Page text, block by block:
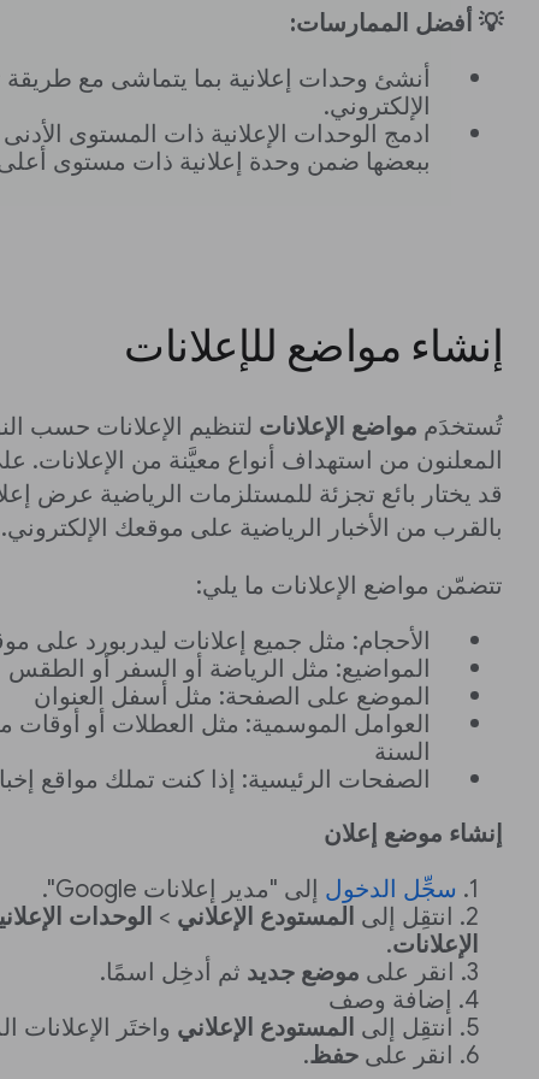
💡 أفضل الممارسات:
أنشئ وحدات إعلانية بما يتماشى مع
الإلكتروني.
ادمج الوحدات الإعلانية ذات المستوى
ببعضها ضمن وحدة إعلانية ذات مستوى
إنشاء مواضع للإعلانات
تُستخدَم مواضع الإعلانات لتنظيم الإعلانات حسب
المعلنون من استهداف أنواع معيَّنة من الإعلانات.
قد يختار بائع تجزئة للمستلزمات الرياضية عرض
بالقرب من الأخبار الرياضية على موقعك الإلكتروني.
تتضمّن مواضع الإعلانات ما يلي:
الأحجام: مثل جميع إعلانات ليدربورد على
المواضيع: مثل الرياضة أو السفر أو الطقس
الموضع على الصفحة: مثل أسفل العنوان
العوامل الموسمية: مثل العطلات أو أوقات
السنة
الصفحات الرئيسية: إذا كنت تملك مواقع
إنشاء موضع إعلان
سجِّل الدخول إلى "مدير إعلانات Google".
انتقِل إلى المستودع الإعلاني > الوحدات
الإعلانات.
انقر على موضع جديد ثم أدخِل اسمًا.
إضافة وصف
انتقِل إلى المستودع الإعلاني واختَر الإعلانات
انقر على حفظ.